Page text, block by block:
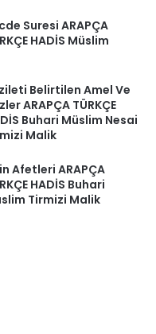
Suresi ARAPÇA
HADİS Müslim
Belirtilen Amel Ve
ARAPÇA TÜRKÇE
Buhari Müslim Nesai
Malik
Afetleri ARAPÇA
HADİS Buhari
Tirmizi Malik